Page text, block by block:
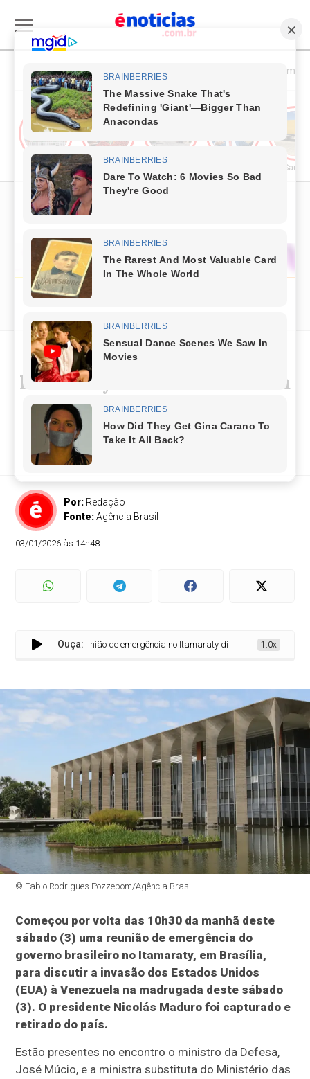
Esporte & Cultura Política & Economia
Cultura Comércio & Turismo Saúde
Reunião de emergência no
Itamaraty discute invasão da
Venezuela
Presidente Lula retorna hoje a Brasília para
acompanhar desdobramentos
Por: Redação
Fonte:Agência Brasil
03/01/2026 às 14h48
Ouça:
Reunião de emergência no Itamaraty discute invasão da
1.0x
© Fabio Rodrigues Pozzebom/Agência Brasil
Começou por volta das 10h30 da manhã deste
sábado (3) uma reunião de emergência do
governo brasileiro no Itamaraty, em Brasília,
para discutir a invasão dos Estados Unidos
(EUA) à Venezuela na madrugada deste sábado
(3). O presidente Nicolás Maduro foi capturado e
retirado do país.
Estão presentes no encontro o ministro da Defesa,
José Múcio, e a ministra substituta do Ministério das